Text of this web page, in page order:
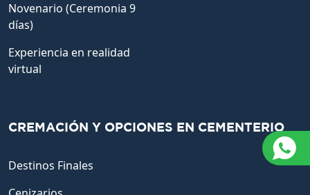
Novenario (Ceremonia 9
días)
Experiencia en realidad
virtual
CREMACIÓN Y OPCIONES EN CEMENTERIO
Destinos Finales